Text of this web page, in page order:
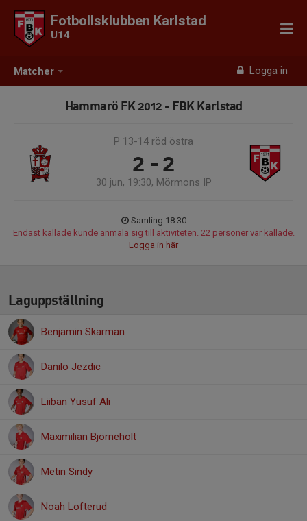
Matcher Logga in
Fotbollsklubben Karlstad
U14
Hammarö FK 2012 - FBK Karlstad
P 13-14 röd östra
2 - 2
30 jun, 19:30, Mörmons IP
Samling 18:30
Endast kallade kunde anmäla sig till aktiviteten. 22 personer var kallade.
Logga in här
Laguppställning
Benjamin Skarman
Danilo Jezdic
Liiban Yusuf Ali
Maximilian Björneholt
Metin Sindy
Noah Lofterud